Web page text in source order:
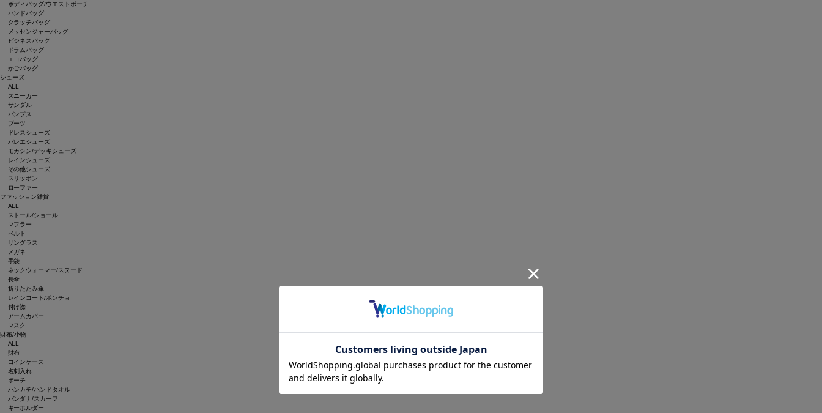
ボディバッグ/ウエストポーチ
ハンドバッグ
クラッチバッグ
メッセンジャーバッグ
ビジネスバッグ
ドラムバッグ
エコバッグ
かごバッグ
シューズ
ALL
スニーカー
サンダル
パンプス
ブーツ
ドレスシューズ
バレエシューズ
モカシン/デッキシューズ
レインシューズ
その他シューズ
スリッポン
ローファー
ファッション雑貨
ALL
ストール/ショール
マフラー
ベルト
サングラス
メガネ
手袋
ネックウォーマー/スヌード
長傘
折りたたみ傘
レインコート/ポンチョ
付け襟
アームカバー
マスク
財布/小物
ALL
財布
コインケース
名刺入れ
ポーチ
ハンカチ/ハンドタオル
バンダナ/スカーフ
キーホルダー